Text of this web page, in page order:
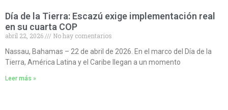
Día de la Tierra: Escazú exige implementación real
en su cuarta COP
abril 22, 2026
No hay comentarios
Nassau, Bahamas – 22 de abril de 2026. En el marco del Día de la
Tierra, América Latina y el Caribe llegan a un momento
Leer más »